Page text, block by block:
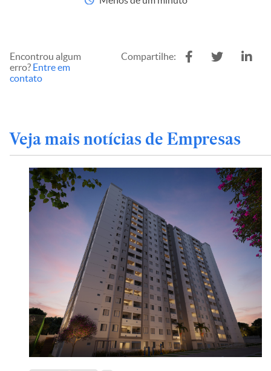
Encontrou algum
erro? Entre em
contato
Compartilhe:
Veja mais notícias de Empresas